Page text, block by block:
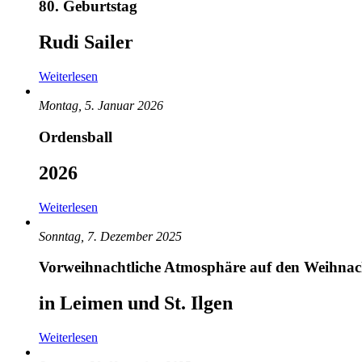
80. Geburtstag
Rudi Sailer
Weiterlesen
Montag, 5. Januar 2026
Ordensball
2026
Weiterlesen
Sonntag, 7. Dezember 2025
Vorweihnachtliche Atmosphäre auf den
in Leimen und St. Ilgen
Weiterlesen